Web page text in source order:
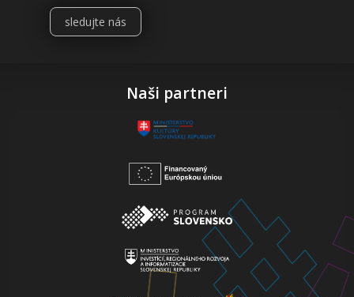
sledujte nás
Naši partneri